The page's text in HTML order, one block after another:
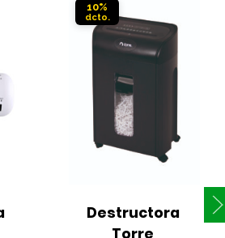
10%
Destructora
Torre